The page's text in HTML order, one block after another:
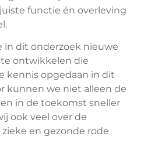
functie én overleving
in dit onderzoek nieuwe
ontwikkelen die
kennis opgedaan in dit
kunnen we niet alleen de
in de toekomst sneller
ook veel over de
en gezonde rode